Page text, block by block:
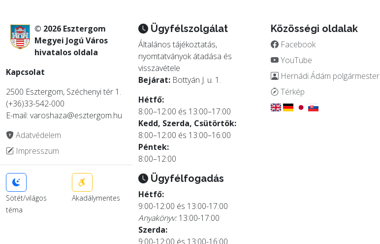
© 2026 Esztergom
Megyei Jogú Város
hivatalos oldala
Kapcsolat
2500 Esztergom, Széchenyi tér 1.
(+36)33-542-000
E-mail: varoshaza@esztergom.hu
Adatvédelem
Impresszum
Sötét/világos
téma
Akadálymentes
Ügyfélszolgálat
Általános tájékoztatás,
nyomtatványok átadása és
visszavétele
Bejárat:Bottyán J. u. 1.
Hétfő:
8:00–12:00 és 13:00–17:00
Kedd, Szerda, Csütörtök:
8:00–12:00 és 13:00–16:00
Péntek:
8:00–12:00
Ügyfélfogadás
Hétfő:
9:00-12:00 és 13:00-17:00
Anyakönyv:13:00-17:00
Szerda:
9:00-12:00 és 13:00-16:00
Közösségi oldalak
Facebook
YouTube
Hernádi Ádám polgármester
Térkép